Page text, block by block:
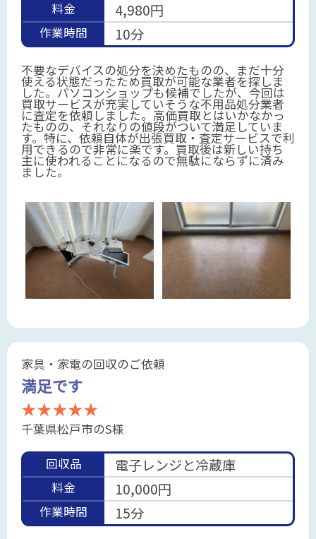
料金 4,980円
作業時間 10分
不要なデバイスの処分を決めたものの、まだ十分
使える状態だったため買取が可能な業者を探しま
した。パソコンショップも候補でしたが、今回は
買取サービスが充実していそうな不用品処分業者
に査定を依頼しました。高価買取とはいかなかっ
たものの、それなりの値段がついて満足していま
す。特に、依頼自体が出張買取・査定サービスで利
用できるので非常に楽です。買取後は新しい持ち
主に使われることになるので無駄にならずに済み
ました。
家具・家電の回収のご依頼
満足です
★★★★★
千葉県松戸市のS様
回収品 電子レンジと冷蔵庫
料金 10,000円
作業時間 15分